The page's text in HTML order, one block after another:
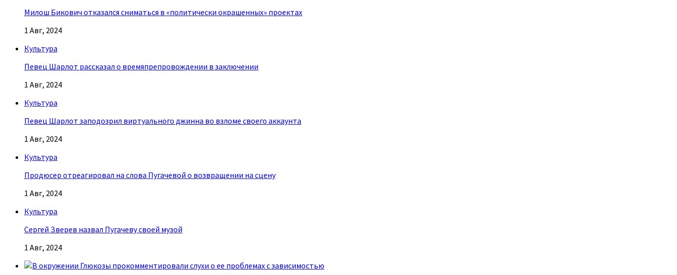
Милош Бикович отказался сниматься в «политически окрашенных» проектах
1 Авг, 2024
Культура
Певец Шарлот рассказал о времяпрепровождении в заключении
1 Авг, 2024
Культура
Певец Шарлот заподозрил виртуального джинна во взломе своего аккаунта
1 Авг, 2024
Культура
Продюсер отреагировал на слова Пугачевой о возвращении на сцену
1 Авг, 2024
Культура
Сергей Зверев назвал Пугачеву своей музой
1 Авг, 2024